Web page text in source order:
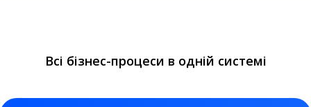
Всі бізнес-процеси в одній системі